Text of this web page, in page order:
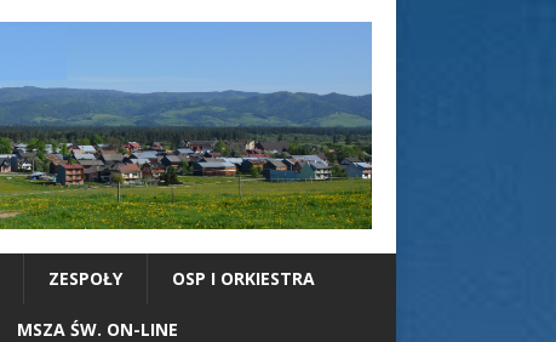
ZESPOŁY OSP I ORKIESTRA
MSZA ŚW. ON-LINE